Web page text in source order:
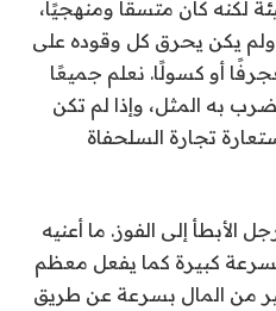
لكنه كان متسقًا ومنهجيًا،
يكن يحرق كل وقوده على
أو كسولًا. نعلم جميعًا
به المثل، وإذا لم تكن
تجارة السلحفاة
الأبطأ إلى الفوز. ما أعنيه
كبيرة كما يفعل معظم
من المال بسرعة عن طريق